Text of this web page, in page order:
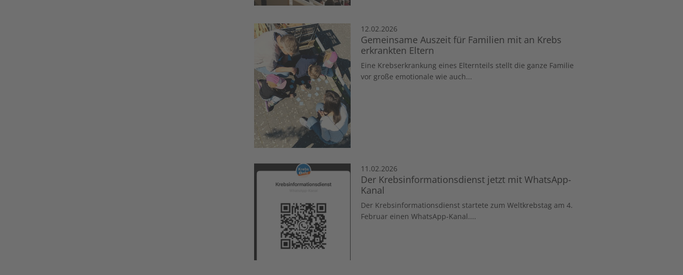
12.02.2026
Gemeinsame Auszeit für Familien mit an Krebs
erkrankten Eltern
Eine Krebserkrankung eines Elternteils stellt die ganze Familie
vor große emotionale wie auch...
11.02.2026
Der Krebsinformationsdienst jetzt mit WhatsApp-
Kanal
Der Krebsinformationsdienst startete zum Weltkrebstag am 4.
Februar einen WhatsApp-Kanal....